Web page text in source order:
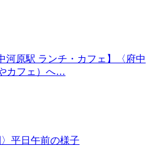
河原駅 ランチ・カフェ】〈府中
カフェ）へ…
平日午前の様子